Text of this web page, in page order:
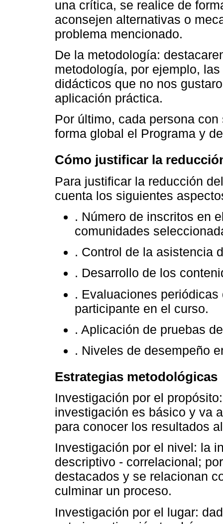
una crítica, se realice de
aconsejen alternativas o
problema mencionado.
De la metodología:
metodología, por ejemplo,
didácticos que no nos
aplicación práctica.
Por último, cada persona
forma global el Programa y
Cómo justificar la
Para justificar la reducción
cuenta los siguientes
. Número de inscritos en
comunidades
. Control de la asistencia
. Desarrollo de los
. Evaluaciones
participante en el curso.
. Aplicación de pruebas
. Niveles de desempeño
Estrategias metodológicas
Investigación por el
investigación es básico y va
para conocer los resultados
Investigación por el nivel: la
descriptivo - correlacional;
destacados y se relacionan
culminar un proceso.
Investigación por el lugar: